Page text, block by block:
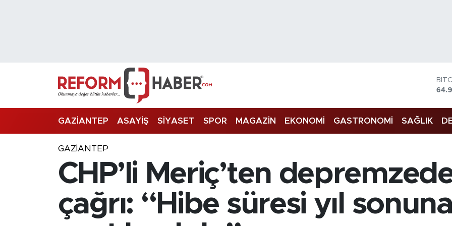
GAZİANTEP ASAYİŞ SİYASET SPOR MAGAZİN EKONOMİ GASTRONOMİ SAĞLIK
GAZIANTEP
CHP’li Meriç’ten
çağrı: “Hibe süresi yıl
Trafik Durumu
Süper Lig Puan Durumu ve Fikstür
Son Dakika Haberleri